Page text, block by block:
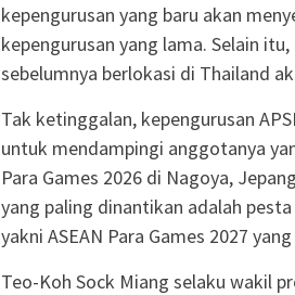
kepengurusan yang baru akan
kepengurusan yang lama. Selain
sebelumnya berlokasi di Thailand
Tak ketinggalan, kepengurusan
untuk mendampingi anggotanya
Para Games 2026 di Nagoya,
yang paling dinantikan adalah
yakni ASEAN Para Games 2027
Teo-Koh Sock Miang selaku wakil